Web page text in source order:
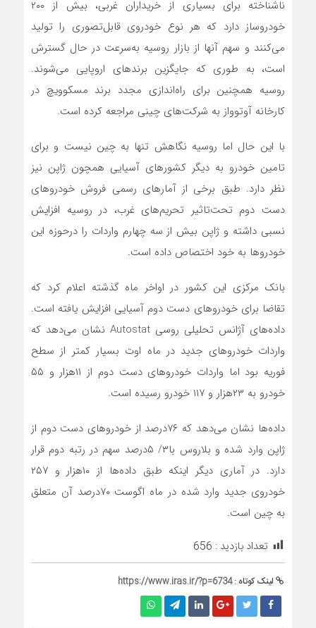
ناشناخته برای بسیاری از خریداران غربی، بیش از ۲۰۰
خودروساز دارد که هر نوع خودروی قابل‌‌‌تصوری را تولید
می‌کنند و سهم آنها از بازار روسیه به‌‌‌سرعت در حال گسترش
است، به طوری که جایگزین برندهای اروپایی می‌‌‌شوند.
روسیه همچنین برای راه‌‌‌اندازی مجدد برند مسکوویچ در
کارخانه آوتوواز به شرکت‌های چینی مراجعه کرده است.
با این حال اما روسیه نگاهش تنها به چین نیست و برای
تامین خودرو به دیگر کشور‌های آسیایی همچون ژاپن نیز
نظر دارد. طبق برخی از آمارهای رسمی فروش خودروهای
دست دوم تحت‌تاثیر تحریم‌های غرب، در روسیه افزایش
نسبی داشته و ژاپن بیش از سه چهارم واردات را درحوزه این
خودروها به خود اختصاص داده است.
بانک مرکزی این کشور در اواخر ماه گذشته اعلام کرد که
تقاضا برای خودروهای دست دوم آسیایی افزایش یافته است.
داده‌‌‌های آژانس تحلیلی روسی Autostat نشان می‌دهد که
واردات خودروهای جدید در ماه اوت بسیار کمتر از سطح
فوریه بود اما واردات خودروهای دست دوم از ۱۱‌هزار و ۵۵
خودرو به ۲۳‌هزار و ۱۱۷ خودرو رسیده است.
داده‌‌‌ها نشان می‌دهد که ۷۶‌درصد از خودروهای دست دوم از
ژاپن وارد شده و بلاروس با۳/ ۵‌درصد سهم در رتبه دوم قرار
دارد. در آماری دیگر اینکه طبق داده‌‌‌ها از ۱۰‌هزار و ۲۵۷
خودروی جدید وارد شده در ماه اگوست ۷۰‌درصد آن متعلق
به چین است.
تعداد بازدید : 656
لینک کوتاه :https://www.iras.ir/?p=6734